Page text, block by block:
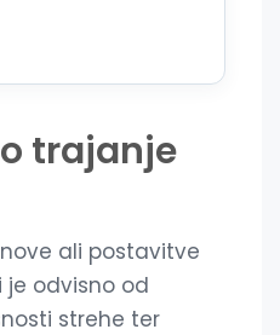
trajanje
ali postavitve
je odvisno od
strehe ter